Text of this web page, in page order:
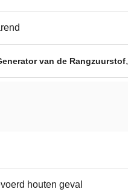
van de Rangzuurstof,
houten geval